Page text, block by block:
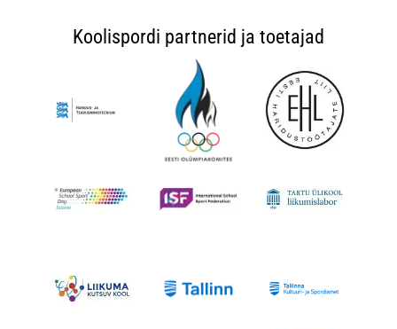
Koolispordi partnerid ja toetajad